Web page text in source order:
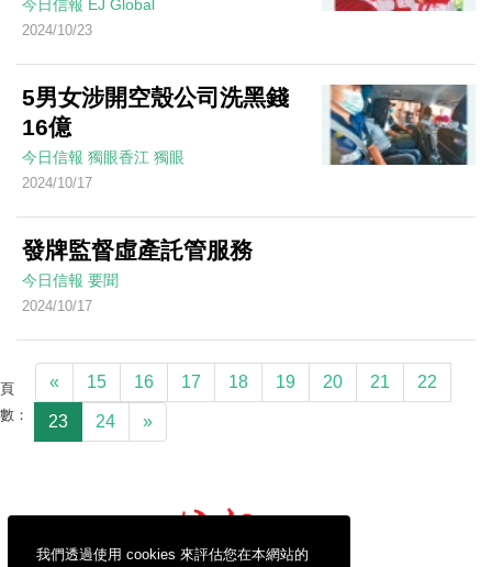
我們透過使用 cookies 來評估您在本網站的
今日信報 EJ Global
2024/10/23
5男女涉開空殼公司洗黑錢
16億
今日信報 獨眼香江 獨眼
2024/10/17
發牌監督虛產託管服務
今日信報 要聞
2024/10/17
頁
數：
« 15 16 17 18 19 20 21 22
23 24 »